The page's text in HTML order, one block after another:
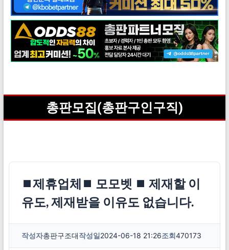
총판모집(총판구인구직)
⏹제휴업체⏹ 모모벳 ⏹ 제재할 이
유도, 제재받을 이유도 없습니다.
작성자총판구조대작성일2024-06-18 21:26조회470173